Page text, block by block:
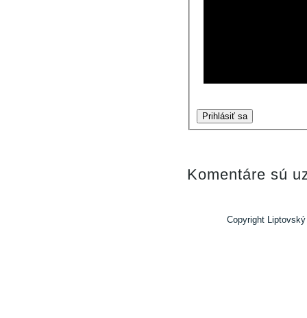
Prihlásiť sa
Komentáre sú
Copyright